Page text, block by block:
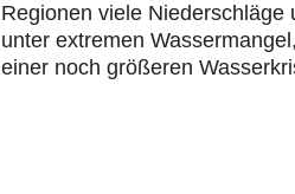
Regionen viele Niederschläge
unter extremen
einer noch größeren